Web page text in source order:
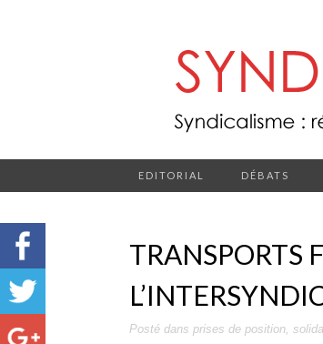
EDITORIAL DÉBATS
TRANSPORTS
Posté dans prises de position,